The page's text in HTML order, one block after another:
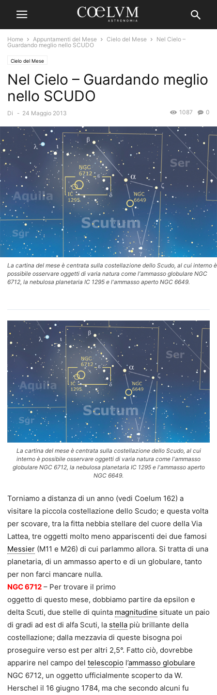
Home Appuntamenti del Mese Cielo del Mese
Nel Cielo –
Guardando meglio nello SCUDO
Cielo del Mese
Nel Cielo – Guardando meglio
nello SCUDO
Di - 24 Maggio 2013 0
1087
La cartina del mese è centrata sulla costellazione dello Scudo, al cui interno è
possibile osservare oggetti di varia natura come l'ammasso globulare NGC
6712, la nebulosa planetaria IC 1295 e l'ammasso aperto NGC 6649.
La cartina del mese è centrata sulla costellazione dello Scudo, al cui
interno è possibile osservare oggetti di varia natura come l'ammasso
globulare NGC 6712, la nebulosa planetaria IC 1295 e l'ammasso aperto
NGC 6649.
Torniamo a distanza di un anno (vedi Coelum 162) a
visitare la piccola costellazione dello Scudo; e questa volta
per scovare, tra la fitta nebbia stellare del cuore della Via
Lattea, tre oggetti molto meno appariscenti dei due famosi
Messier (M11 e M26) di cui parlammo allora. Si tratta di una
planetaria, di un ammasso aperto e di un globulare, tanto
per non farci mancare nulla.
NGC 6712 – Per trovare il primo
oggetto di questo mese, dobbiamo partire da epsilon e
delta Scuti, due stelle di quinta magnitudine situate un paio
di gradi ad est di alfa Scuti, la stella più brillante della
costellazione; dalla mezzavia di queste bisogna poi
proseguire verso est per altri 2,5°. Fatto ciò, dovrebbe
apparire nel campo del telescopio l’ammasso globulare
NGC 6712, un oggetto ufficialmente scoperto da W.
Herschel il 16 giugno 1784, ma che secondo alcuni fu